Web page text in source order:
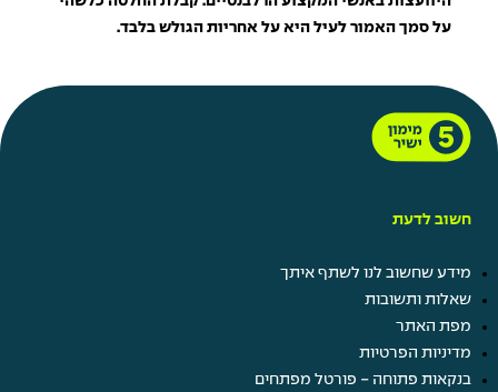
על סמך האמור לעיל היא על אחריות הגולש בלבד.
חשוב לדעת
מידע שחשוב לנו לשתף איתך
שאלות ותשובות
מפת האתר
מדיניות הפרטיות
בנקאות פתוחה - פורטל מפתחים